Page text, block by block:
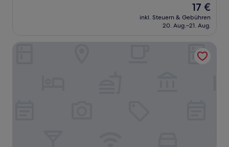
Der
Preis
beträgt
17 €
inkl. Steuern & Gebühren
20. Aug.–21. Aug.